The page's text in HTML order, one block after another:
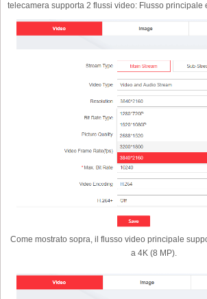
telecamera supporta 2 flussi video: Flusso principale
Come mostrato sopra, il flusso video principale
a 4K (8 MP).